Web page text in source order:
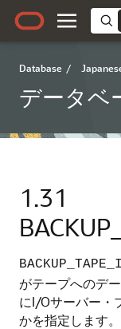
Database /
データベ
1.31
がテープへのデ
にI/Oサーバー・
かを指定します。